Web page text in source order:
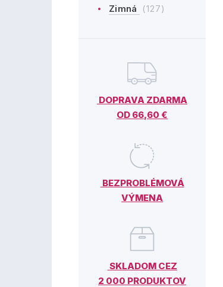
Zimná (127)
DOPRAVA ZDARMA
OD 66,60 €
BEZPROBLÉMOVÁ
VÝMENA
SKLADOM CEZ
2 000 PRODUKTOV